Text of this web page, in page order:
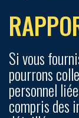
Si vous
pourrons
personnel
compris des